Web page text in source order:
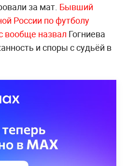
за мат. Бывший
России по футболу
вообще назвал Гогниева
и споры с судьёй в